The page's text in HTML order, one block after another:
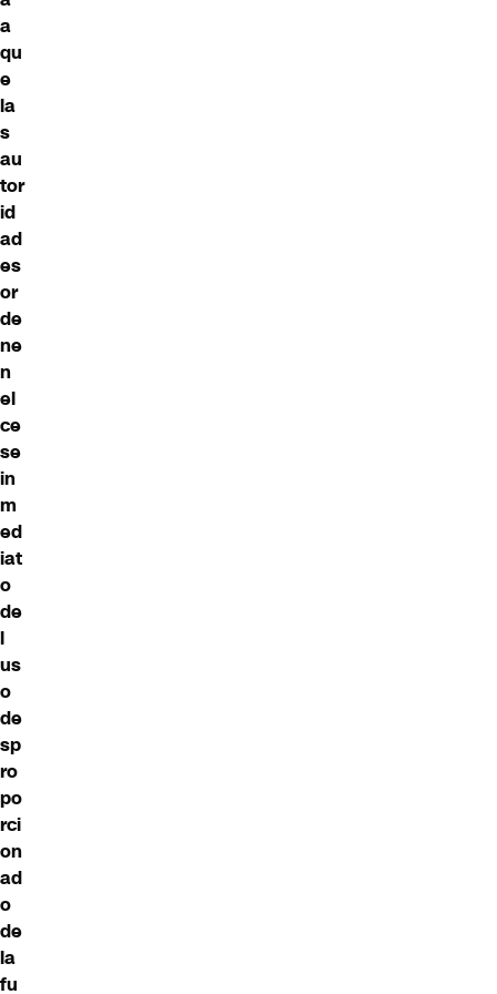
a
qu
e
la
s
au
tor
id
ad
es
or
de
ne
n
el
ce
se
in
m
ed
iat
o
de
l
us
o
de
sp
ro
po
rci
on
ad
o
de
la
fu